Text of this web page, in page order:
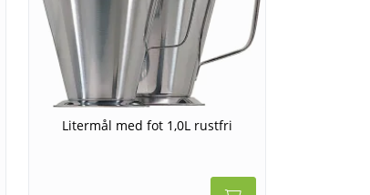
Litermål med fot 1,0L rustfri